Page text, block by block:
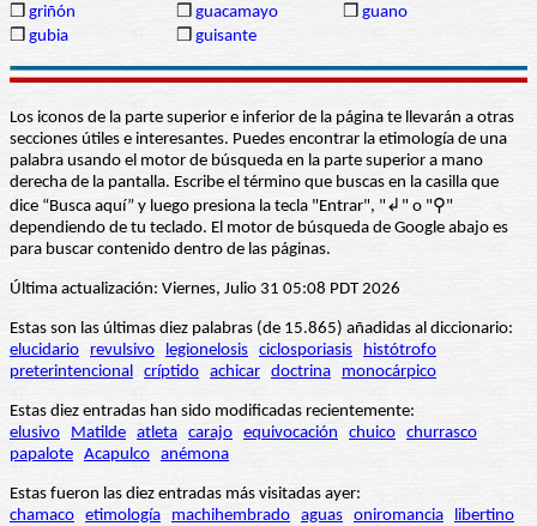
❒ griñón ❒ guacamayo ❒ guano
❒ gubia ❒ guisante
Los iconos de la parte superior e inferior de la página te llevarán a otras
secciones útiles e interesantes. Puedes encontrar la etimología de una
palabra usando el motor de búsqueda en la parte superior a mano
derecha de la pantalla. Escribe el término que buscas en la casilla que
dice “Busca aquí” y luego presiona la tecla "Entrar", "↲" o "⚲"
dependiendo de tu teclado. El motor de búsqueda de Google abajo es
para buscar contenido dentro de las páginas.
Última actualización: Viernes, Julio 31 05:08 PDT 2026
Estas son las últimas diez palabras (de 15.865) añadidas al diccionario:
elucidario
revulsivo legionelosis ciclosporiasis
histótrofo
preterintencional críptido achicar doctrina monocárpico
Estas diez entradas han sido modificadas recientemente:
elusivo
Matilde atleta carajo equivocación chuico churrasco
papalote Acapulco anémona
Estas fueron las diez entradas más visitadas ayer:
chamaco etimología machihembrado aguas oniromancia libertino